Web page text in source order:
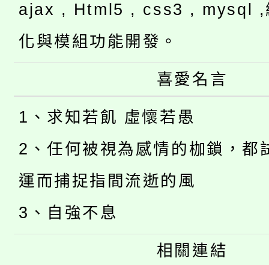
ajax , Html5 , css3 , mysql ,
化與模組功能開發。
喜愛名言
1、求知若飢 虛懷若愚
2、任何被視為感情的枷鎖，都
運而捕捉指間流逝的風
3、自強不息
相關連結